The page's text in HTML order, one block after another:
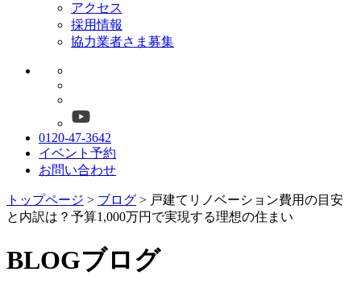
アクセス
採用情報
協力業者さま募集
0120-47-3642
イベント予約
お問い合わせ
トップページ > ブログ > 戸建てリノベーション費用の目安
と内訳は？予算1,000万円で実現する理想の住まい
BLOGブログ